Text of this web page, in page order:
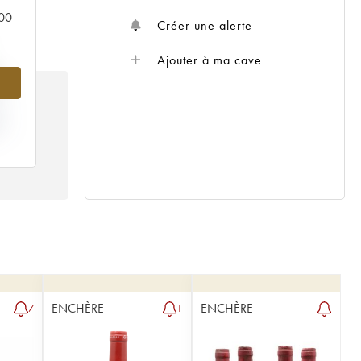
Créer une alerte
Ajouter à ma cave
7 ENCHÈRE 1 ENCHÈRE